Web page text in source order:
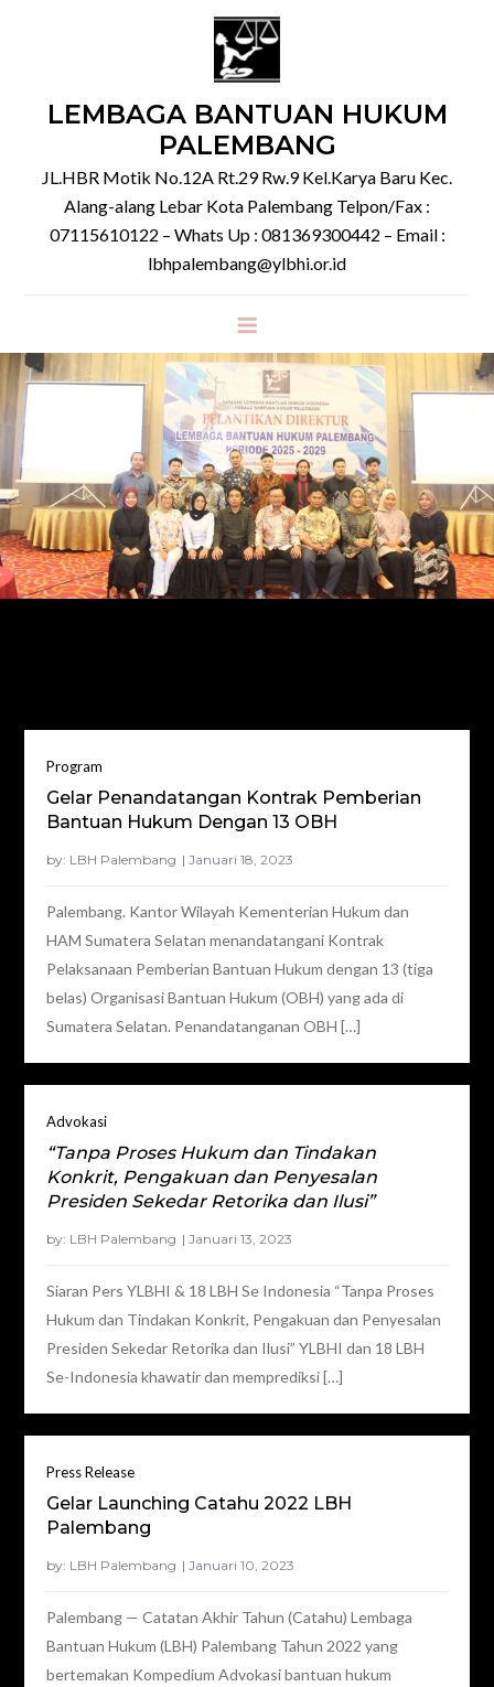
LEMBAGA BANTUAN HUKUM
PALEMBANG
JL.HBR Motik No.12A Rt.29 Rw.9 Kel.Karya Baru Kec.
Alang-alang Lebar Kota Palembang Telpon/Fax :
07115610122 – Whats Up : 081369300442 – Email :
lbhpalembang@ylbhi.or.id
Program
Gelar Penandatangan Kontrak Pemberian
Bantuan Hukum Dengan 13 OBH
by: LBH Palembang
Palembang. Kantor Wilayah Kementerian Hukum dan
HAM Sumatera Selatan menandatangani Kontrak
Pelaksanaan Pemberian Bantuan Hukum dengan 13 (tiga
belas) Organisasi Bantuan Hukum (OBH) yang ada di
Sumatera Selatan. Penandatanganan OBH […]
Advokasi
“Tanpa Proses Hukum dan Tindakan
Konkrit, Pengakuan dan Penyesalan
Presiden Sekedar Retorika dan Ilusi”
by: LBH Palembang
Siaran Pers YLBHI & 18 LBH Se Indonesia “Tanpa Proses
Hukum dan Tindakan Konkrit, Pengakuan dan Penyesalan
Presiden Sekedar Retorika dan Ilusi” YLBHI dan 18 LBH
Se-Indonesia khawatir dan memprediksi […]
Press Release
Gelar Launching Catahu 2022 LBH
Palembang
by: LBH Palembang
Palembang — Catatan Akhir Tahun (Catahu) Lembaga
Bantuan Hukum (LBH) Palembang Tahun 2022 yang
bertemakan Kompedium Advokasi bantuan hukum